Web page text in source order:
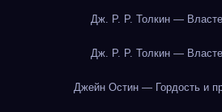
Дж. Р. Р. Толкин —
Дж. Р. Р. Толкин —
Джейн Остин — Гордость и